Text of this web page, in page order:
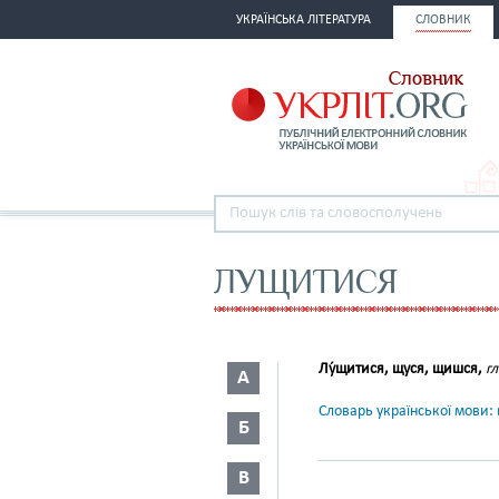
УКРАЇНСЬКА ЛІТЕРАТУРА СЛОВНИК
ЛУЩИТИСЯ
А
Б
В
Лу́щитися, щуся, щишся,
Словарь української